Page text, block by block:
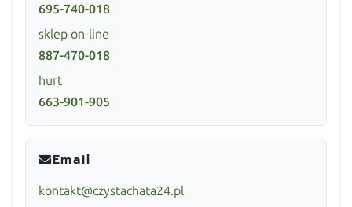
695-740-018
sklep on-line
887-470-018
hurt
663-901-905
Email
kontakt@czystachata24.pl